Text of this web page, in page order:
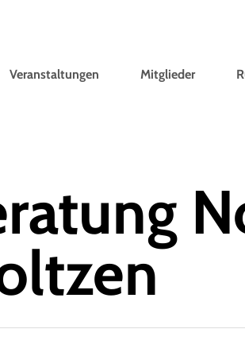
Veranstaltungen Mitglieder